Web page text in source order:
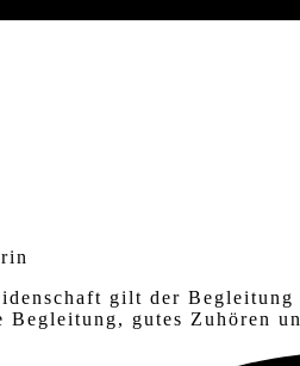
gilt der
gutes Zuhören